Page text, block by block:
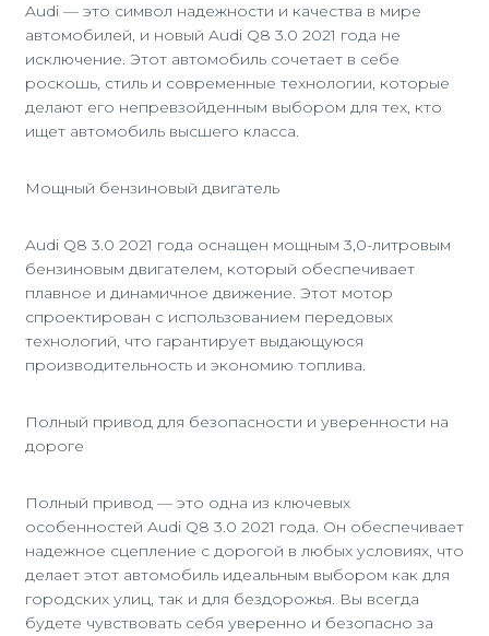
Audi — это символ надежности и качества в мире
автомобилей, и новый Audi Q8 3.0 2021 года не
исключение. Этот автомобиль сочетает в себе
роскошь, стиль и современные технологии, которые
делают его непревзойденным выбором для тех, кто
ищет автомобиль высшего класса.
Мощный бензиновый двигатель
Audi Q8 3.0 2021 года оснащен мощным 3,0-литровым
бензиновым двигателем, который обеспечивает
плавное и динамичное движение. Этот мотор
спроектирован с использованием передовых
технологий, что гарантирует выдающуюся
производительность и экономию топлива.
Полный привод для безопасности и уверенности на
дороге
Полный привод — это одна из ключевых
особенностей Audi Q8 3.0 2021 года. Он обеспечивает
надежное сцепление с дорогой в любых условиях, что
делает этот автомобиль идеальным выбором как для
городских улиц, так и для бездорожья. Вы всегда
будете чувствовать себя уверенно и безопасно за